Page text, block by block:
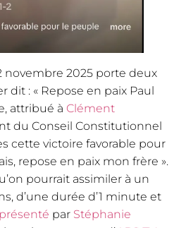
novembre 2025 porte deux
dit : « Repose en paix Paul
attribué à Clément
du Conseil Constitutionnel
cette victoire favorable pour
repose en paix mon frère ».
pourrait assimiler à un
d’une durée d’1 minute et
présenté par Stéphanie